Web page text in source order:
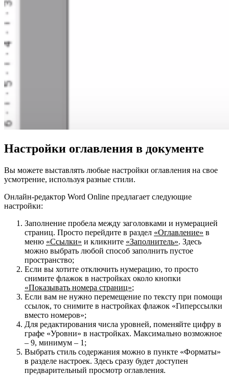
Настройки оглавления в документе
Вы можете выставлять любые настройки оглавления на свое
усмотрение, используя разные стили.
Онлайн-редактор Word Online предлагает следующие
настройки:
Заполнение пробела между заголовками и нумерацией
страниц. Просто перейдите в раздел «Оглавление» в
меню «Ссылки» и кликните «Заполнитель». Здесь
можно выбрать любой способ заполнить пустое
пространство;
Если вы хотите отключить нумерацию, то просто
снимите флажок в настройках около кнопки
«Показывать номера страниц»;
Если вам не нужно перемещение по тексту при помощи
ссылок, то снимите в настройках флажок «Гиперссылки
вместо номеров»;
Для редактирования числа уровней, поменяйте цифру в
графе «Уровни» в настройках. Максимально возможное
– 9, минимум – 1;
Выбрать стиль содержания можно в пункте «Форматы»
в разделе настроек. Здесь сразу будет доступен
предварительный просмотр оглавления.